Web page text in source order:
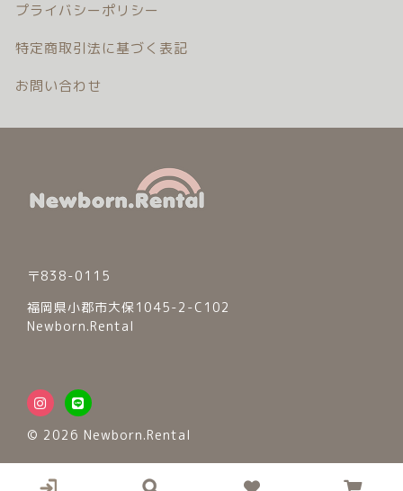
プライバシーポリシー
特定商取引法に基づく表記
お問い合わせ
〒838-0115
福岡県小郡市大保1045-2-C102
Newborn.Rental
© 2026 Newborn.Rental
© 2026 Newborn.Rental